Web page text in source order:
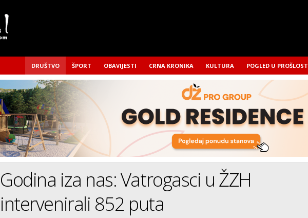
DRUŠTVO ŠPORT OBAVIJESTI CRNA KRONIKA KULTURA POGLED U PROŠLOST
Godina iza nas: Vatrogasci u ŽZH
intervenirali 852 puta